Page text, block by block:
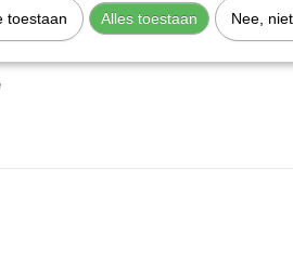
toestaan Alles toestaan Nee,